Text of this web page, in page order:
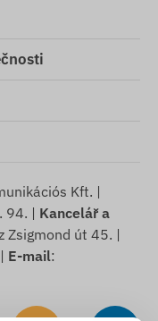
Kft. |
94. | Kancelář a
Zsigmond út 45. |
E-mail: